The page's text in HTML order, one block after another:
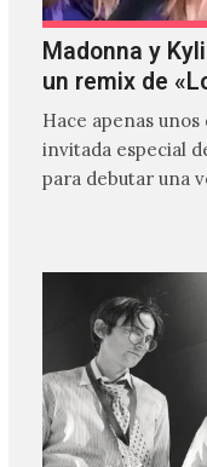
Madonna y
un remix de
Hace apenas
invitada especial
para debutar una